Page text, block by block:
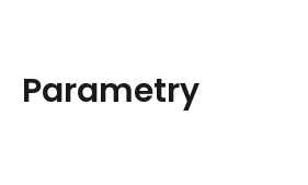
Parametry